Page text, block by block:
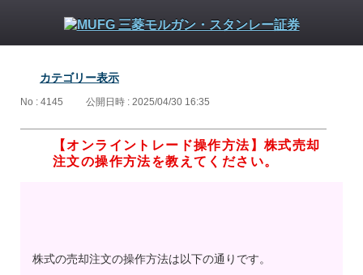
カテゴリー表示
No : 4145 公開日時 : 2025/04/30 16:35
【オンライントレード操作方法】株式売却
注文の操作方法を教えてください。
株式の売却注文の操作方法は以下の通りです。